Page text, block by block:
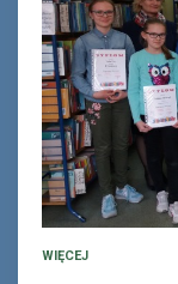
WIĘCEJ